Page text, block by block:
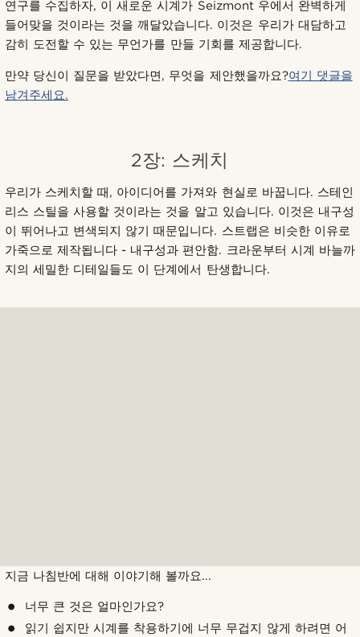
연구를 수집하자, 이 새로운 시계가 Seizmont 우에서 완벽하게
들어맞을 것이라는 것을 깨달았습니다. 이것은 우리가 대담하고
감히 도전할 수 있는 무언가를 만들 기회를 제공합니다.
만약 당신이 질문을 받았다면, 무엇을 제안했을까요?여기 댓글을
남겨주세요.
2장: 스케치
우리가 스케치할 때, 아이디어를 가져와 현실로 바꿉니다. 스테인
리스 스틸을 사용할 것이라는 것을 알고 있습니다. 이것은 내구성
이 뛰어나고 변색되지 않기 때문입니다. 스트랩은 비슷한 이유로
가죽으로 제작됩니다 - 내구성과 편안함. 크라운부터 시계 바늘까
지의 세밀한 디테일들도 이 단계에서 탄생합니다.
지금 나침반에 대해 이야기해 볼까요...
너무 큰 것은 얼마인가요?
읽기 쉽지만 시계를 착용하기에 너무 무겁지 않게 하려면 어